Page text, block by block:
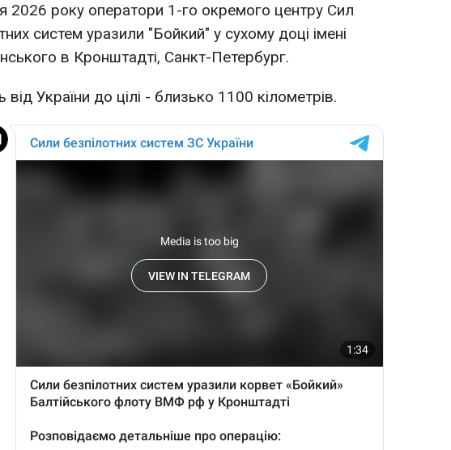
2026 року оператори 1-го окремого центру Сил
систем уразили "Бойкий" у сухому доці імені
в Кронштадті, Санкт-Петербург.
від України до цілі - близько 1100 кілометрів.